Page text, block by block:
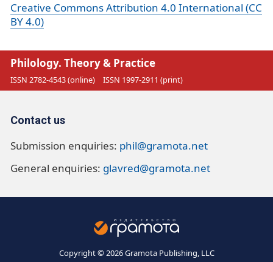
Creative Commons Attribution 4.0 International (CC
BY 4.0)
Philology. Theory & Practice
ISSN 2782-4543 (online) ISSN 1997-2911 (print)
Contact us
Submission enquiries: phil@gramota.net
General enquiries: glavred@gramota.net
Copyright © 2026 Gramota Publishing, LLC